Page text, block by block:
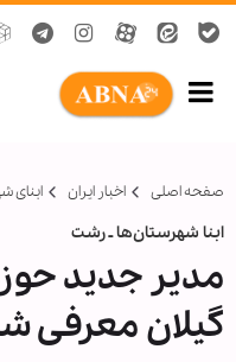
صفحه اصلی اخبار ایران ابنای
ابنا شهرستان‌ها ـ رشت
مدیر جدید
گیلان معرفی